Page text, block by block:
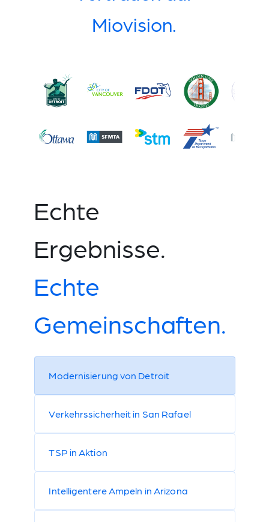
Miovision.
Echte
Ergebnisse.
Echte
Gemeinschaften.
Modernisierung von Detroit
Verkehrssicherheit in San Rafael
TSP in Aktion
Intelligentere Ampeln in Arizona